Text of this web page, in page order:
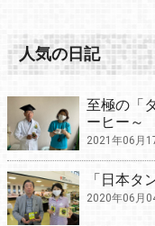
人気の日記
至極の「
ーヒー～
2021年06月
「日本タ
2020年06月